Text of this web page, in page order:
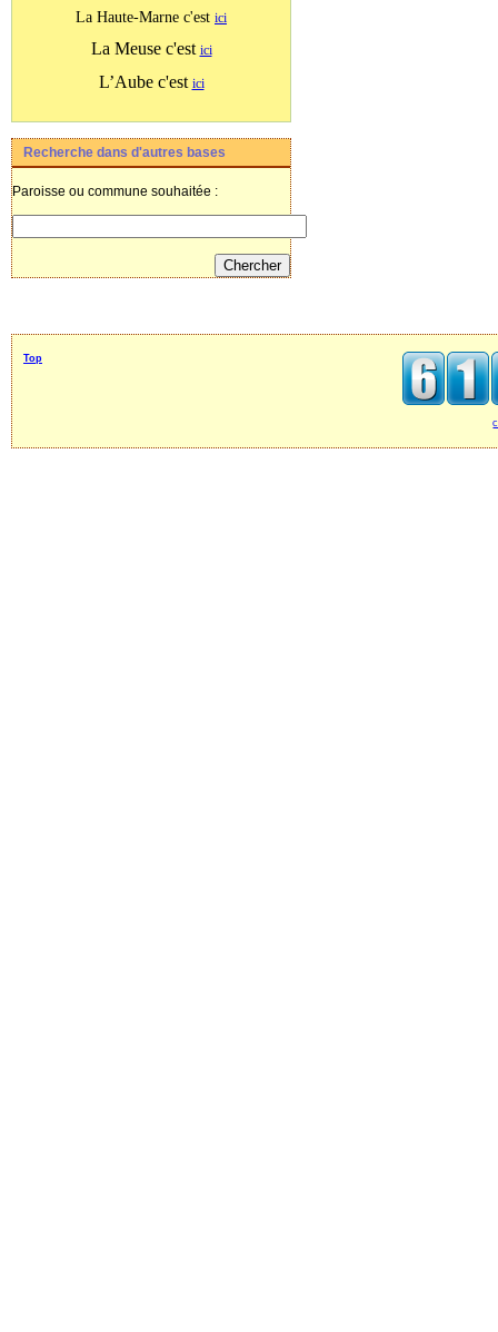
La Haute-Marne c'est ici
La Meuse c'est ici
L’Aube c'est ici
Recherche dans d'autres bases
Paroisse ou commune souhaitée :
Top